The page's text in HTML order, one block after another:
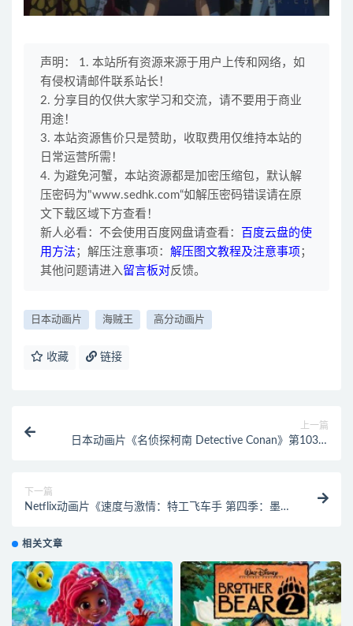
声明： 1. 本站所有资源来源于用户上传和网络，如
有侵权请邮件联系站长！
2. 分享目的仅供大家学习和交流，请不要用于商业
用途！
3. 本站资源售价只是赞助，收取费用仅维持本站的
日常运营所需！
4. 为避免河蟹，本站资源都是加密压缩包，默认解
压密码为"www.sedhk.com“如解压密码错误请在原
文下载区域下方查看！
新人必看：不会使用百度网盘请查看：
百度云盘的使
用方法 ；解压注意事项： 解压图文教程及注意事项 ；
其他问题请进入 留言板对反馈。
日本动画片 海贼王 高分动画片
收藏 链接
上一篇
日本动画片《名侦探柯南 Detective Conan》第1032-
下一篇
Netflix动画片《速度与激情：特工飞车手 第四季：墨西
语五字 1080P/MP4/6.38G 动画片特工飞车手下载
相关文章